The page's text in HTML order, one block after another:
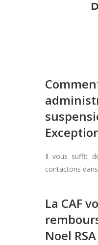
Il vous suffit
contactons
La CAF
Noel RSA